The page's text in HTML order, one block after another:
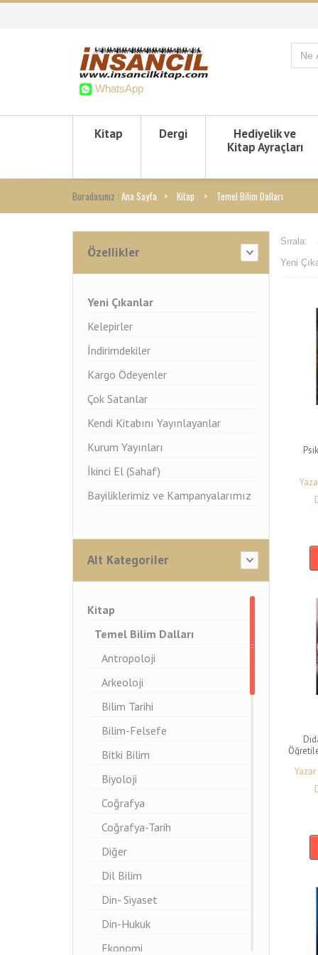
WhatsApp
Kitap Dergi
Hediyelik ve
Kitap Ayraçları
Buradasınız : Ana Sayfa Kitap Temel Bilim Dalları
Özellikler
Yeni Çıkanlar
Kelepirler
İndirimdekiler
Kargo Ödeyenler
Çok Satanlar
Kendi Kitabını Yayınlayanlar
Kurum Yayınları
İkinci El (Sahaf)
Bayiliklerimiz ve Kampanyalarımız
Alt Kategoriler
Kitap
Temel Bilim Dalları
Antropoloji
Arkeoloji
Bilim Tarihi
Bilim-Felsefe
Bitki Bilim
Biyoloji
Coğrafya
Coğrafya-Tarih
Diğer
Dil Bilim
Din- Siyaset
Din-Hukuk
Ekonomi
Sırala:
Yeni